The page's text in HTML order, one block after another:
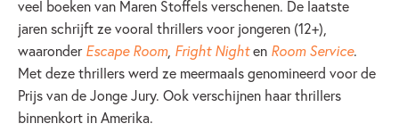
veel boeken van Maren Stoffels verschenen. De laatste
jaren schrijft ze vooral thrillers voor jongeren (12+),
waaronderEscape Room, Fright Nighten Room Service.
Met deze thrillers werd ze meermaals genomineerd voor de
Prijs van de Jonge Jury. Ook verschijnen haar thrillers
binnenkort in Amerika.